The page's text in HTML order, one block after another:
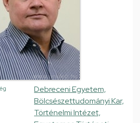
Debreceni Egyetem,
Bölcsészettudományi Kar,
Történelmi Intézet,